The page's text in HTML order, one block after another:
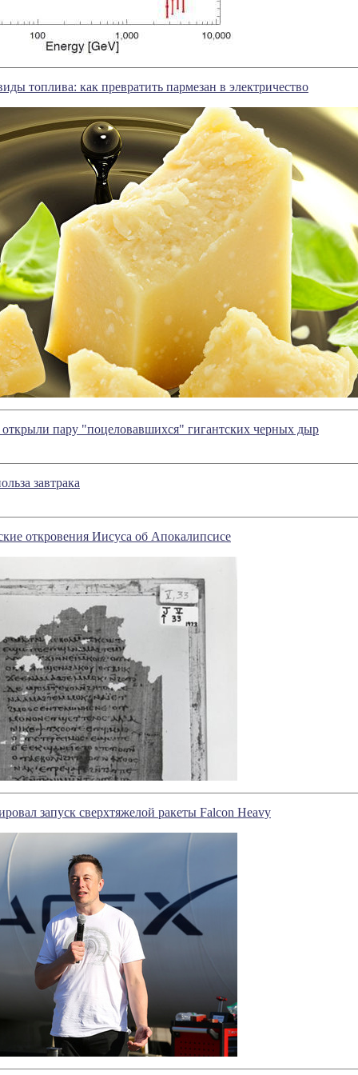
топлива: как превратить пармезан в электричество
пару "поцеловавшихся" гигантских черных дыр
завтрака
откровения Иисуса об Апокалипсисе
запуск сверхтяжелой ракеты Falcon Heavy